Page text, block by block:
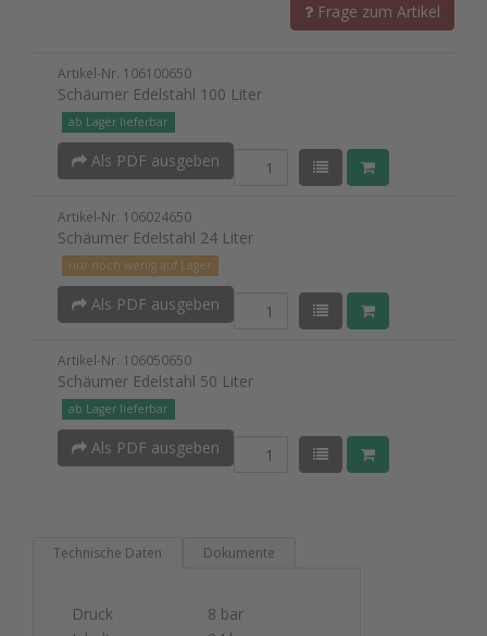
Frage zum Artikel
Artikel-Nr. 106100650
Schäumer Edelstahl 100 Liter
ab Lager lieferbar
Als PDF ausgeben
Artikel-Nr. 106024650
Schäumer Edelstahl 24 Liter
nur noch wenig auf Lager
Als PDF ausgeben
Artikel-Nr. 106050650
Schäumer Edelstahl 50 Liter
ab Lager lieferbar
Als PDF ausgeben
Technische Daten Dokumente
Druck
8 bar